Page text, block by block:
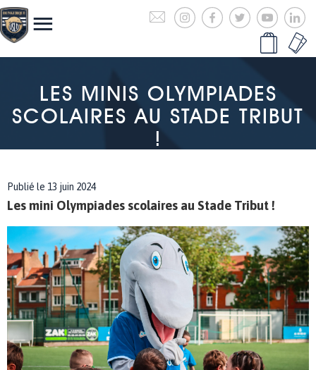
LES MINIS OLYMPIADES
SCOLAIRES AU STADE TRIBUT
!
Publié le 13 juin 2024
Les mini Olympiades scolaires au Stade Tribut !